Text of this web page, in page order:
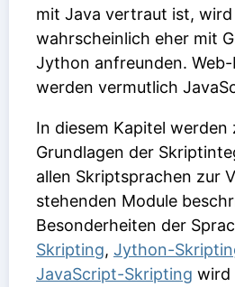
mit Java vertraut ist, wird
wahrscheinlich eher mit
Jython anfreunden.
werden vermutlich
In diesem Kapitel werden
Grundlagen der
allen Skriptsprachen zur
stehenden Module
Besonderheiten der
Skripting, Jython-
JavaScript-Skripting wird